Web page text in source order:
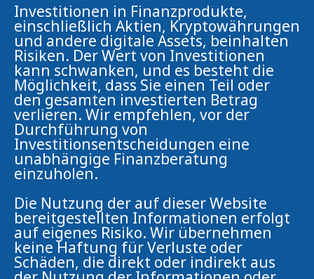
Investitionen in Finanzprodukte,
einschließlich Aktien, Kryptowährungen
und andere digitale Assets, beinhalten
Risiken. Der Wert von Investitionen
kann schwanken, und es besteht die
Möglichkeit, dass Sie einen Teil oder
den gesamten investierten Betrag
verlieren. Wir empfehlen, vor der
Durchführung von
Investitionsentscheidungen eine
unabhängige Finanzberatung
einzuholen.
Die Nutzung der auf dieser Website
bereitgestellten Informationen erfolgt
auf eigenes Risiko. Wir übernehmen
keine Haftung für Verluste oder
Schäden, die direkt oder indirekt aus